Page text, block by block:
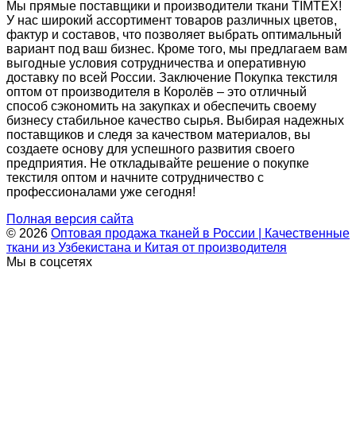
Мы прямые поставщики и производители ткани TIMTEX!
У нас широкий ассортимент товаров различных цветов,
фактур и составов, что позволяет выбрать оптимальный
вариант под ваш бизнес. Кроме того, мы предлагаем вам
выгодные условия сотрудничества и оперативную
доставку по всей России. Заключение Покупка текстиля
оптом от производителя в Королёв – это отличный
способ сэкономить на закупках и обеспечить своему
бизнесу стабильное качество сырья. Выбирая надежных
поставщиков и следя за качеством материалов, вы
создаете основу для успешного развития своего
предприятия. Не откладывайте решение о покупке
текстиля оптом и начните сотрудничество с
профессионалами уже сегодня!
Полная версия сайта
© 2026 Оптовая продажа тканей в России | Качественные
ткани из Узбекистана и Китая от производителя
Мы в соцсетях